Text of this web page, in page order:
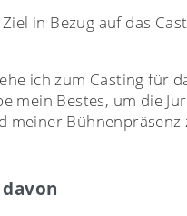
in Bezug auf das
ich zum Casting für
mein Bestes, um die
meiner Bühnenpräsenz